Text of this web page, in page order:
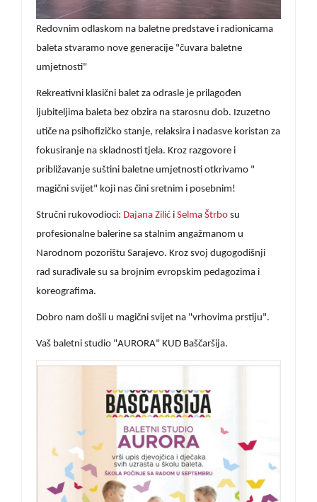
Redovnim odlaskom na baletne predstave i radionicama
baleta stvaramo nove generacije "čuvara baletne
umjetnosti"
Rekreativni klasični balet za odrasle je prilagođen
ljubiteljima baleta bez obzira na starosnu dob. Izuzetno
utiče na psihofizičko stanje, relaksira i nadasve koristan za
fokusiranje na skladnosti tjela. Kroz razgovore i
približavanje suštini baletne umjetnosti otkrivamo "
magični svijet" koji nas čini sretnim i posebnim!
Stručni rukovodioci: Dajana Zilić i Selma Štrbo su
profesionalne balerine sa stalnim angažmanom u
Narodnom pozorištu Sarajevo. Kroz svoj dugogodišnji
rad surađivale su sa brojnim evropskim pedagozima i
koreografima.
Dobro nam došli u magični svijet na "vrhovima prstiju".
Vaš baletni studio "AURORA" KUD Baščaršija.